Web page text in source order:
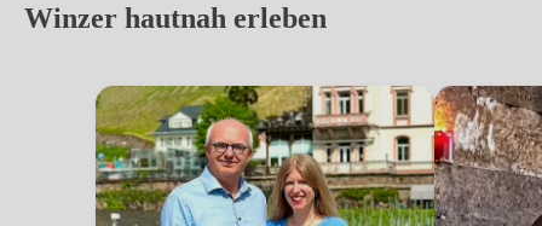
Winzer hautnah erleben
Carl Jung Christian